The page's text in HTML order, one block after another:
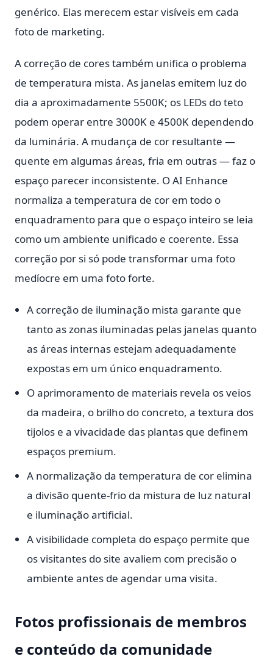
genérico. Elas merecem estar visíveis em cada
foto de marketing.
A correção de cores também unifica o problema
de temperatura mista. As janelas emitem luz do
dia a aproximadamente 5500K; os LEDs do teto
podem operar entre 3000K e 4500K dependendo
da luminária. A mudança de cor resultante —
quente em algumas áreas, fria em outras — faz o
espaço parecer inconsistente. O AI Enhance
normaliza a temperatura de cor em todo o
enquadramento para que o espaço inteiro se leia
como um ambiente unificado e coerente. Essa
correção por si só pode transformar uma foto
medíocre em uma foto forte.
A correção de iluminação mista garante que
tanto as zonas iluminadas pelas janelas quanto
as áreas internas estejam adequadamente
expostas em um único enquadramento.
O aprimoramento de materiais revela os veios
da madeira, o brilho do concreto, a textura dos
tijolos e a vivacidade das plantas que definem
espaços premium.
A normalização da temperatura de cor elimina
a divisão quente-frio da mistura de luz natural
e iluminação artificial.
A visibilidade completa do espaço permite que
os visitantes do site avaliem com precisão o
ambiente antes de agendar uma visita.
Fotos profissionais de membros
e conteúdo da comunidade